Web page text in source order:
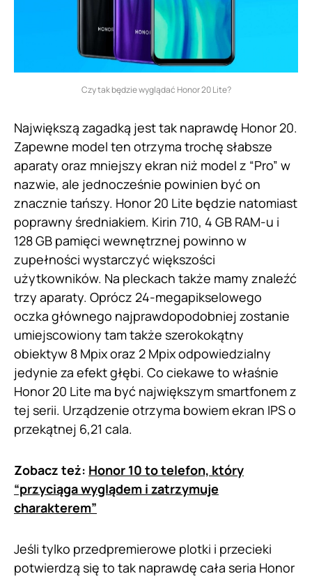
Czy tak będzie wyglądać Honor 20 Lite?
Największą zagadką jest tak naprawdę Honor 20.
Zapewne model ten otrzyma trochę słabsze
aparaty oraz mniejszy ekran niż model z “Pro” w
nazwie, ale jednocześnie powinien być on
znacznie tańszy. Honor 20 Lite będzie natomiast
poprawny średniakiem. Kirin 710, 4 GB RAM-u i
128 GB pamięci wewnętrznej powinno w
zupełności wystarczyć większości
użytkowników. Na pleckach także mamy znaleźć
trzy aparaty. Oprócz 24-megapikselowego
oczka głównego najprawdopodobniej zostanie
umiejscowiony tam także szerokokątny
obiektyw 8 Mpix oraz 2 Mpix odpowiedzialny
jedynie za efekt głębi. Co ciekawe to właśnie
Honor 20 Lite ma być największym smartfonem z
tej serii. Urządzenie otrzyma bowiem ekran IPS o
przekątnej 6,21 cala.
Zobacz też: Honor 10 to telefon, który
“przyciąga wyglądem i zatrzymuje
charakterem”
Jeśli tylko przedpremierowe plotki i przecieki
potwierdzą się to tak naprawdę cała seria Honor